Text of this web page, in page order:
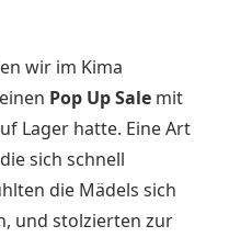
wir im Kima
Pop Up Sale mit
Lager hatte. Eine Art
sich schnell
die Mädels sich
und stolzierten zur